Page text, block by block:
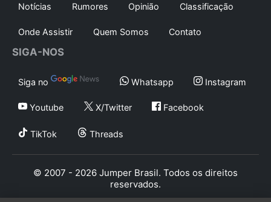
Notícias Rumores Opinião Classificação
Onde Assistir Quem Somos Contato
SIGA-NOS
Siga no Whatsapp Instagram
Youtube X/Twitter Facebook
TikTok Threads
© 2007 - 2026 Jumper Brasil. Todos os direitos
reservados.